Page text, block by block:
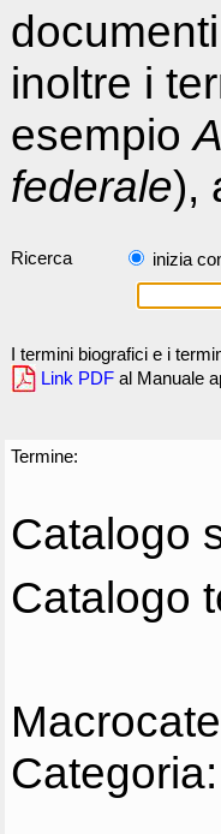
inoltre i
esempio
federale),
Ricerca inizia
I termini biografici e i
Link PDF al Manuale
Termine:
Catalogo
Catalogo
Categoria: